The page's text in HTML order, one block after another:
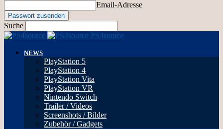
Email-Adresse
Suche
PS4source
NEWS
PlayStation 5
PlayStation 4
PlayStation Vita
PlayStation VR
Nintendo Switch
Trailer / Videos
Screenshots / Bilder
Zubehör / Gadgets